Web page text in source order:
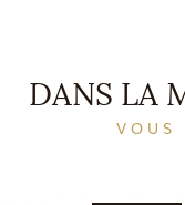
DANS LA
VOUS